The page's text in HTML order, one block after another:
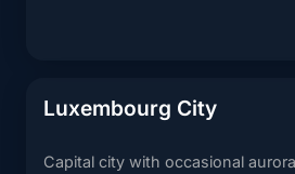
Luxembourg City
Capital city with occasional